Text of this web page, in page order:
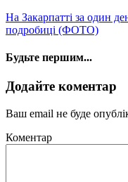
На Закарпатті за один
подробиці (ФОТО)
Будьте першим...
Додайте коментар
Ваш email не буде
Коментар